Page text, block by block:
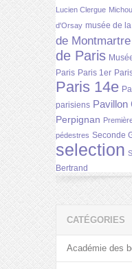
Lucien Clergue Michou
d'Orsay musée de
de Montmartre
de Paris
Paris Paris 1er
Paris 14e
parisiens Pavillon
Perpignan
pédestres Seconde
selection
Bertrand
CATÉGORIES
Académie des